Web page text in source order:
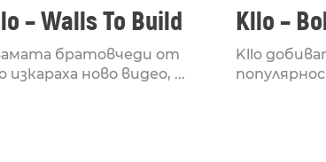
– Walls To Build
братовчеди от
изкараха ново видео, ...
Kllo –
Kllo